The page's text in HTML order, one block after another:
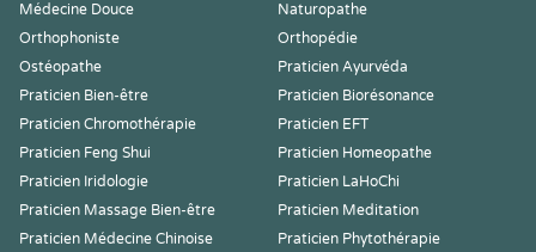
Médecine Douce
Naturopathe
Orthophoniste
Orthopédie
Ostéopathe
Praticien Ayurvéda
Praticien Bien-être
Praticien Biorésonance
Praticien Chromothérapie
Praticien EFT
Praticien Feng Shui
Praticien Homeopathe
Praticien Iridologie
Praticien LaHoChi
Praticien Massage Bien-être
Praticien Meditation
Praticien Médecine Chinoise
Praticien Phytothérapie